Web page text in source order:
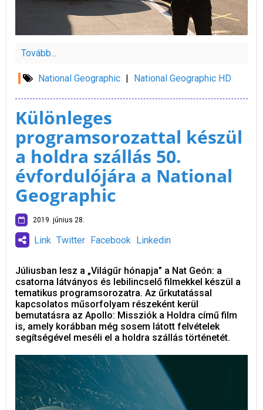
Tovább...
National Geographic | National Geographic HD
Különleges
programsorozattal készül
a holdra szállás 50.
évfordulójára a National
Geographic
2019. június 28.
Link Twitter Facebook Linkedin
Júliusban lesz a „Világűr hónapja” a Nat Geón: a
csatorna látványos és lebilincselő filmekkel készül a
tematikus programsorozatra. Az űrkutatással
kapcsolatos műsorfolyam részeként kerül
bemutatásra az Apollo: Missziók a Holdra című film
is, amely korábban még sosem látott felvételek
segítségével meséli el a holdra szállás történetét.